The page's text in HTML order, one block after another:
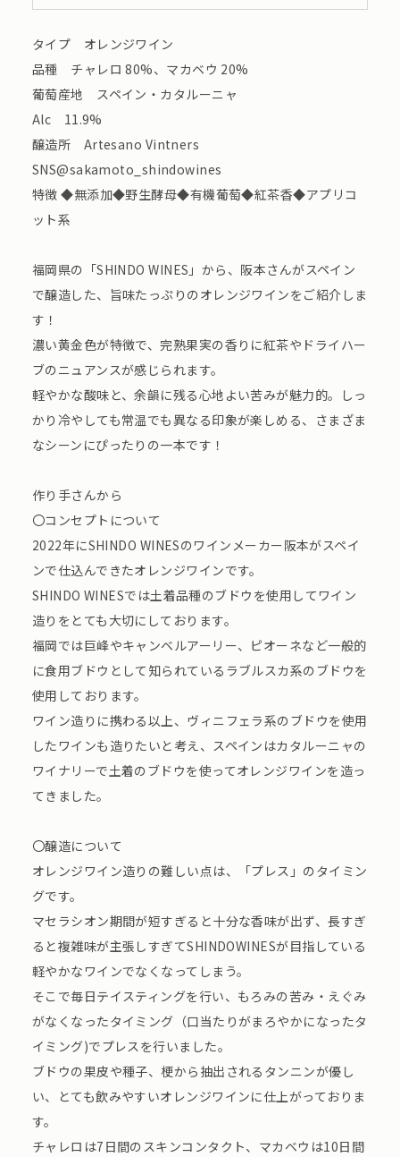
タイプ オレンジワイン
品種 チャレロ 80%、マカベウ 20%
葡萄産地 スペイン・カタルーニャ
Alc 11.9%
醸造所 Artesano Vintners
SNS@sakamoto_shindowines
特徴 ◆無添加◆野生酵母◆有機葡萄◆紅茶香◆アプリコ
ット系
福岡県の「SHINDO WINES」から、阪本さんがスペイン
で醸造した、旨味たっぷりのオレンジワインをご紹介しま
す！
濃い黄金色が特徴で、完熟果実の香りに紅茶やドライハー
ブのニュアンスが感じられます。
軽やかな酸味と、余韻に残る心地よい苦みが魅力的。しっ
かり冷やしても常温でも異なる印象が楽しめる、さまざま
なシーンにぴったりの一本です！
作り手さんから
〇コンセプトについて
2022年にSHINDO WINESのワインメーカー阪本がスペイ
ンで仕込んできたオレンジワインです。
SHINDO WINESでは土着品種のブドウを使用してワイン
造りをとても大切にしております。
福岡では巨峰やキャンベルアーリー、ピオーネなど一般的
に食用ブドウとして知られているラブルスカ系のブドウを
使用しております。
ワイン造りに携わる以上、ヴィニフェラ系のブドウを使用
したワインも造りたいと考え、スペインはカタルーニャの
ワイナリーで土着のブドウを使ってオレンジワインを造っ
てきました。
〇醸造について
オレンジワイン造りの難しい点は、「プレス」のタイミン
グです。
マセラシオン期間が短すぎると十分な香味が出ず、長すぎ
ると複雑味が主張しすぎてSHINDOWINESが目指している
軽やかなワインでなくなってしまう。
そこで毎日テイスティングを行い、もろみの苦み・えぐみ
がなくなったタイミング（口当たりがまろやかになったタ
イミング)でプレスを行いました。
ブドウの果皮や種子、梗から抽出されるタンニンが優し
い、とても飲みやすいオレンジワインに仕上がっておりま
す。
チャレロは7日間のスキンコンタクト、マカベウは10日間